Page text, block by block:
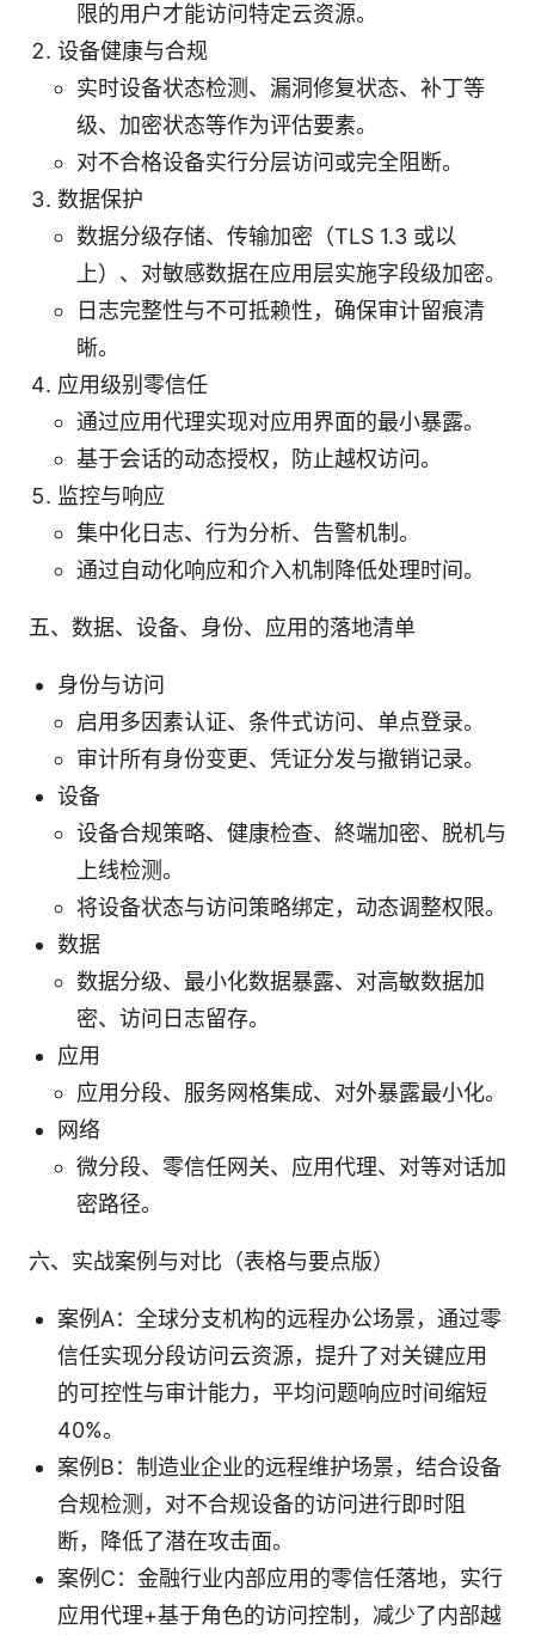
限的用户才能访问特定云资源。
设备健康与合规
实时设备状态检测、漏洞修复状态、补丁等
级、加密状态等作为评估要素。
对不合格设备实行分层访问或完全阻断。
数据保护
数据分级存储、传输加密（TLS 1.3 或以
上）、对敏感数据在应用层实施字段级加密。
日志完整性与不可抵赖性，确保审计留痕清
晰。
应用级别零信任
通过应用代理实现对应用界面的最小暴露。
基于会话的动态授权，防止越权访问。
监控与响应
集中化日志、行为分析、告警机制。
通过自动化响应和介入机制降低处理时间。
五、数据、设备、身份、应用的落地清单
身份与访问
启用多因素认证、条件式访问、单点登录。
审计所有身份变更、凭证分发与撤销记录。
设备
设备合规策略、健康检查、終端加密、脱机与
上线检测。
将设备状态与访问策略绑定，动态调整权限。
数据
数据分级、最小化数据暴露、对高敏数据加
密、访问日志留存。
应用
应用分段、服务网格集成、对外暴露最小化。
网络
微分段、零信任网关、应用代理、对等对话加
密路径。
六、实战案例与对比（表格与要点版）
案例A：全球分支机构的远程办公场景，通过零
信任实现分段访问云资源，提升了对关键应用
的可控性与审计能力，平均问题响应时间缩短
40%。
案例B：制造业企业的远程维护场景，结合设备
合规检测，对不合规设备的访问进行即时阻
断，降低了潜在攻击面。
案例C：金融行业内部应用的零信任落地，实行
应用代理+基于角色的访问控制，减少了内部越